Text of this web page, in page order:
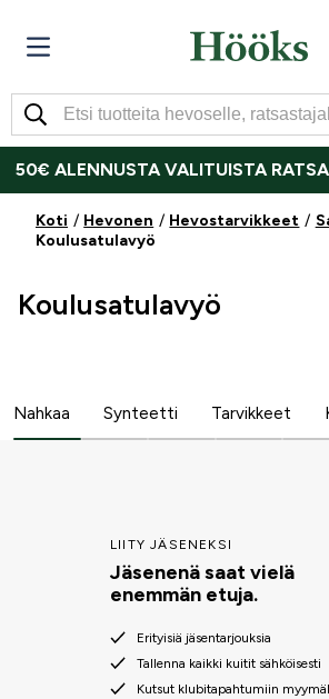
50€ ALENNUSTA VALITUISTA
Koti Hevonen Hevostarvikkeet
Koulusatulavyö
Koulusatulavyö
Nahkaa Synteetti Tarvikkeet
LIITY JÄSENEKSI
Jäsenenä saat vielä
enemmän etuja.
Erityisiä jäsentarjouksia
Tallenna kaikki kuitit sähköisesti
Kutsut klubitapahtumiin